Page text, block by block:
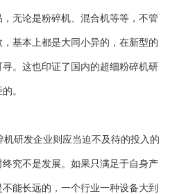
无论是粉碎机、混合机等等，不管
基本上都是大同小异的，在新型的
。这也印证了国内的超细粉碎机研
。
研发企业则应当迫不及待的投入的
究不是发展。如果只满足于自身产
能长远的，一个行业一种设备大到